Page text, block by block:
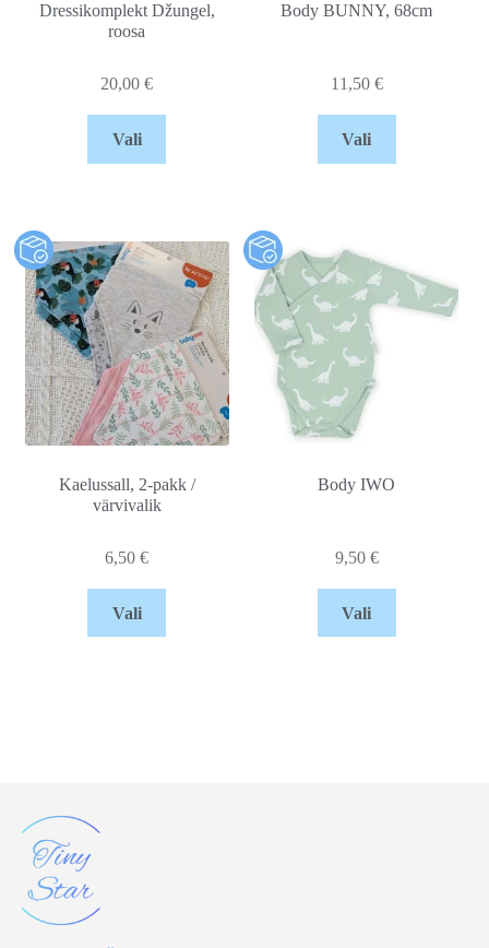
Dressikomplekt Džungel,
roosa
20,00€
Vali
Body BUNNY, 68cm
11,50 €
Vali
Kaelussall, 2-pakk /
värvivalik
6,50€
Vali
Body IWO
9,50 €
Vali